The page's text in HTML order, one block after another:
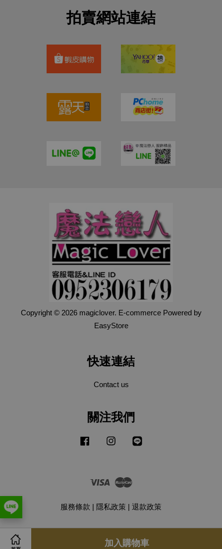
加入購物車
拍賣網站連結
Copyright © 2026 magiclover. E-commerce Powered by
EasyStore
快速連結
Contact us
關注我們
Facebook Instagram
Visa
服務條款 | 隱私政策 | 退款政策